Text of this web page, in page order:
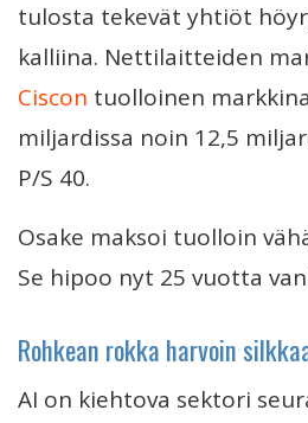
tulosta tekevät yhtiöt
kalliina. Nettilaitteiden
Ciscon tuolloinen
miljardissa noin 12,5
P/S 40.
Osake maksoi tuolloin
Se hipoo nyt 25 vuotta
Rohkean rokka harvoin
AI on kiehtova sektori